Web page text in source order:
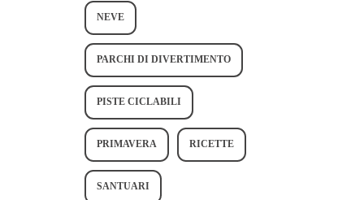
NEVE
PARCHI DI DIVERTIMENTO
PISTE CICLABILI
PRIMAVERA RICETTE
SANTUARI